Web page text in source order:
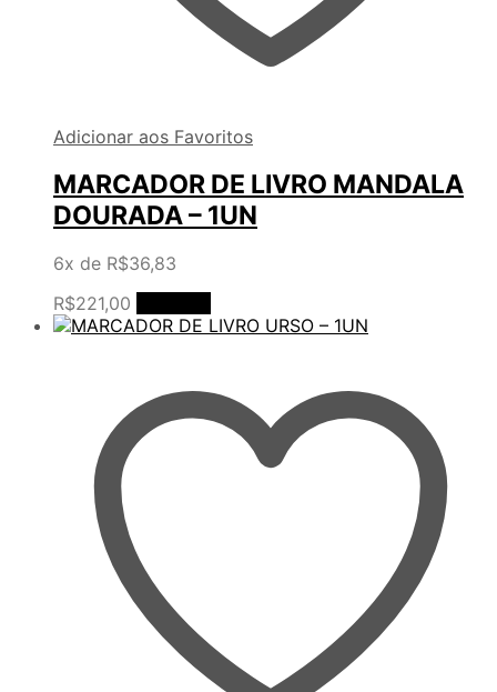
Adicionar aos Favoritos
MARCADOR DE LIVRO MANDALA
DOURADA – 1UN
6x de R$36,83
R$221,00